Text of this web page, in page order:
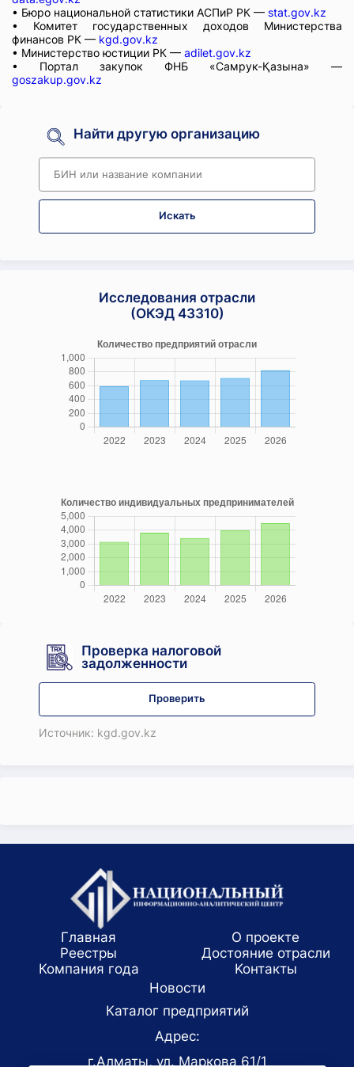
• Бюро национальной статистики АСПиР РК — stat.gov.kz
• Комитет государственных доходов Министерства
финансов РК — kgd.gov.kz
• Министерство юстиции РК — adilet.gov.kz
• Портал закупок ФНБ «Самрук-Қазына» —
goszakup.gov.kz
Найти другую организацию
Искать
Исследования отрасли
(ОКЭД 43310)
Проверка налоговой
задолженности
Проверить
Источник: kgd.gov.kz
Главная
О проекте
Реестры
Достояние отрасли
Компания года
Koнтaкты
Новости
Каталог предприятий
Адрес:
г.Алматы, ул. Маркова 61/1